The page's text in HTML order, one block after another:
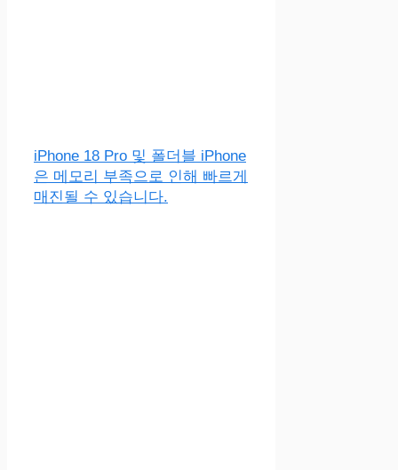
iPhone 18 Pro 및 폴더블 iPhone
은 메모리 부족으로 인해 빠르게
매진될 수 있습니다.